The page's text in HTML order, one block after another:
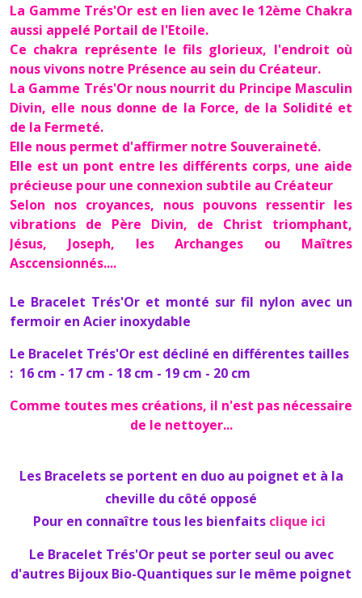
La Gamme Trés'Or est en lien avec le 12ème Chakra
aussi appelé Portail de l'Etoile.
Ce chakra représente le fils glorieux, l'endroit où
nous vivons notre Présence au sein du Créateur.
La Gamme Trés'Or nous nourrit du Principe Masculin
Divin, elle nous donne de la Force, de la Solidité et
de la Fermeté.
Elle nous permet d'affirmer notre Souveraineté.
Elle est un pont entre les différents corps, une aide
précieuse pour une connexion subtile au Créateur
Selon nos croyances, nous pouvons ressentir les
vibrations de Père Divin, de Christ triomphant,
Jésus, Joseph, les Archanges ou Maîtres
Asccensionnés....
Le Bracelet Trés'Or et monté sur fil nylon avec un
fermoir en Acier inoxydable
Le Bracelet Trés'Or est décliné en différentes tailles
: 16 cm - 17 cm - 18 cm - 19 cm - 20 cm
Comme toutes mes créations, il n'est pas nécessaire
de le nettoyer...
Les Bracelets se portent en duo au poignet et à la
cheville du côté opposé
Pour en connaître tous les bienfaits clique ici
Le Bracelet Trés'Or peut se porter seul ou avec
d'autres Bijoux Bio-Quantiques sur le même poignet